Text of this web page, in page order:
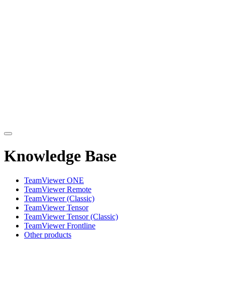
Knowledge Base
TeamViewer ONE
TeamViewer Remote
TeamViewer (Classic)
TeamViewer Tensor
TeamViewer Tensor (Classic)
TeamViewer Frontline
Other products